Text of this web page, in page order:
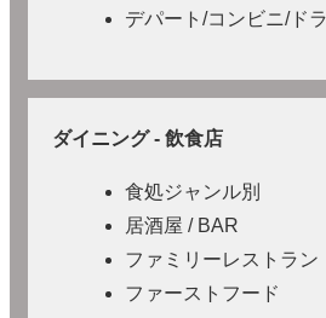
デパート/コンビニ/ド
ダイニング - 飲食店
食処ジャンル別
居酒屋 / BAR
ファミリーレストラン
ファーストフード